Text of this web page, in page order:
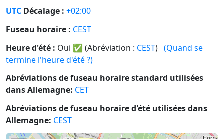
UTC Décalage : +02:00
Fuseau horaire : CEST
Heure d'été : Oui ✅ (Abréviation : CEST) (Quand se
termine l'heure d'été ?)
Abréviations de fuseau horaire standard utilisées
dans Allemagne: CET
Abréviations de fuseau horaire d'été utilisées dans
Allemagne: CEST